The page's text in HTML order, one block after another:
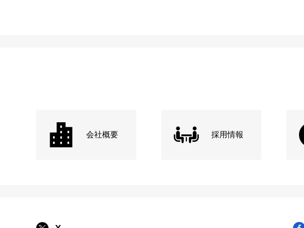
会社概要 採用情報